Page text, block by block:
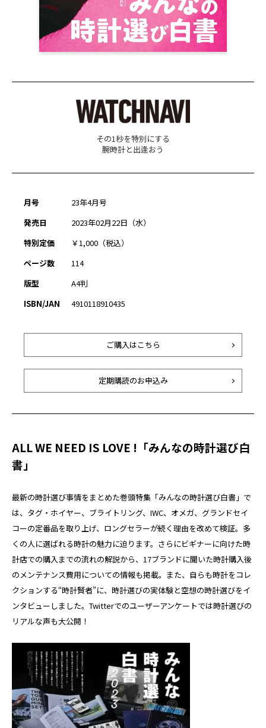
その1秒を特別にする
腕時計と出逢おう
月号
23年4月号
発売日
2023年02月22日（水）
特別定価
￥1,000（税込）
ページ数
114
版型
A4判
ISBN/JAN
4910118910435
ご購入はこちら
定期購読のお申込み
ALL WE NEED IS LOVE !「みんなの時計選び白
書」
最新の時計選び事情をまとめた巻頭特集「みんなの時計選び白書」で
は、タグ・ホイヤー、ブライトリング、IWC、オメガ、グランドセイ
コーの定番品を取り上げ、ロングセラーが続く理由を改めて検証。多
くの人に選ばれる時計の魅力に迫ります。さらにビギナーに向けた時
計店での購入までの流れの解説から、17ブランドに聞いた時計購入後
のメンテナンス費用についての情報も掲載。また、自らも時計をコレ
クションする“時計賢者”に、時計選びの実体験と空想の時計選びをイ
ンタビューしました。Twitterでのユーザーアンケートでは時計選びの
リアルな声も大公開！